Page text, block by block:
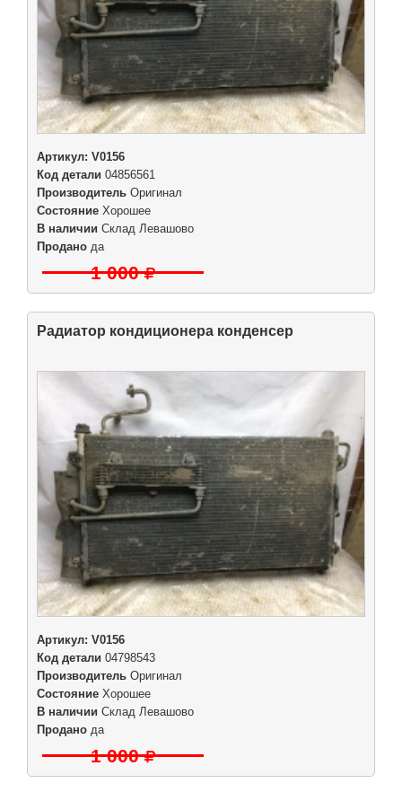
Артикул: V0156
Код детали 04856561
Производитель Оригинал
Состояние Хорошее
В наличии Склад Левашово
Продано да
1 000
Радиатор кондиционера конденсер
Артикул: V0156
Код детали 04798543
Производитель Оригинал
Состояние Хорошее
В наличии Склад Левашово
Продано да
1 000